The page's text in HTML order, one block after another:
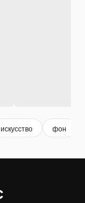
искусство фон